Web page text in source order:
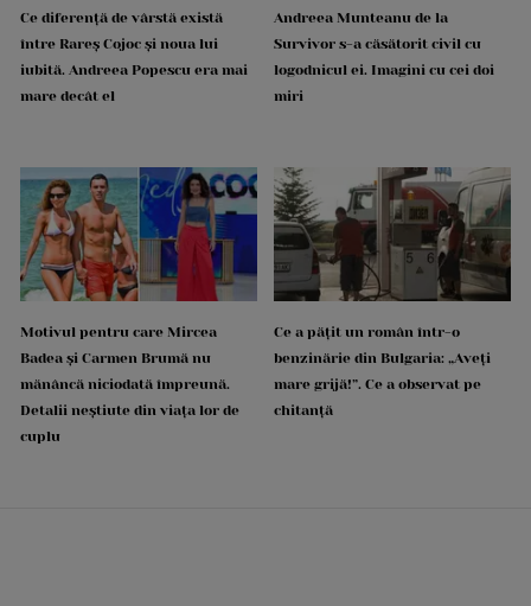
Ce diferență de vârstă există
între Rareș Cojoc și noua lui
iubită. Andreea Popescu era mai
mare decât el
Andreea Munteanu de la
Survivor s-a căsătorit civil cu
logodnicul ei. Imagini cu cei doi
miri
Motivul pentru care Mircea
Badea și Carmen Brumă nu
mănâncă niciodată împreună.
Detalii neștiute din viața lor de
cuplu
Ce a pățit un român într-o
benzinărie din Bulgaria: „Aveți
mare grijă!”. Ce a observat pe
chitanță